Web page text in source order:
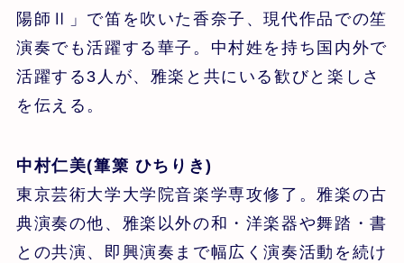
陽師Ⅱ」で笛を吹いた香奈子、現代作品での笙
演奏でも活躍する華子。中村姓を持ち国内外で
活躍する3人が、雅楽と共にいる歓びと楽しさ
を伝える。
中村仁美(篳篥 ひちりき)
東京芸術大学大学院音楽学専攻修了。雅楽の古
典演奏の他、雅楽以外の和・洋楽器や舞踏・書
との共演、即興演奏まで幅広く演奏活動を続け